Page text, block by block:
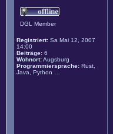
DGL Member
Registriert: Sa Mai 12, 2007
14:00
Beiträge: 6
Wohnort:Augsburg
Programmiersprache: Rust,
Java, Python …